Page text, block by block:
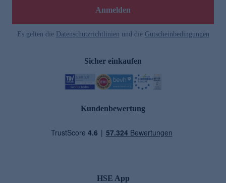
Anmelden
Es gelten die Datenschutzrichtlinien und die Gutscheinbedingungen
Sicher einkaufen
Kundenbewertung
HSE App